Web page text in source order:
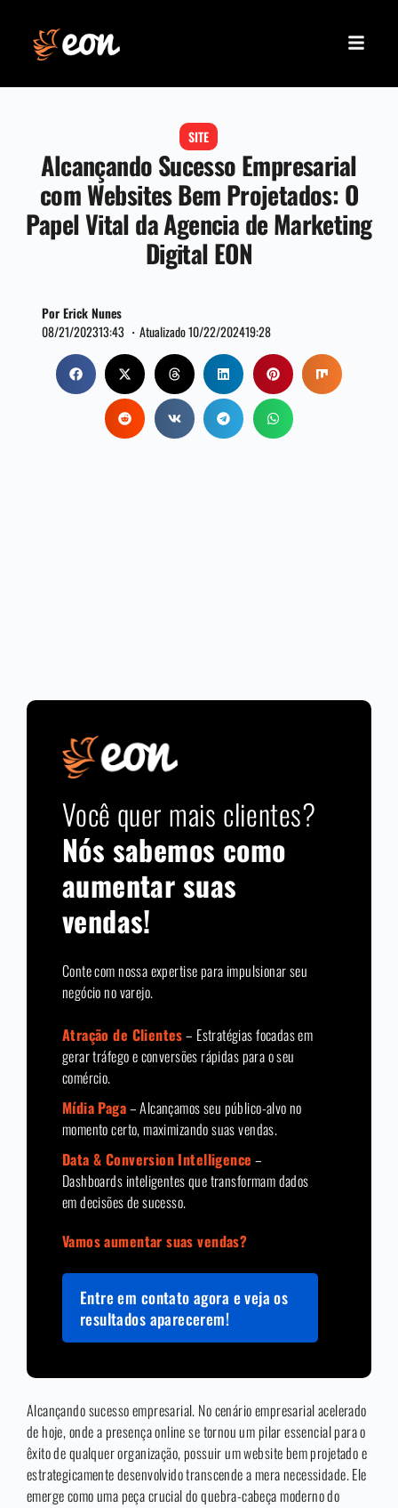
SITE
Alcançando Sucesso Empresarial
com Websites Bem Projetados: O
Papel Vital da Agencia de Marketing
Digital EON
Por Erick Nunes
08/21/202313:43 ・ Atualizado 10/22/202419:28
Você quer mais clientes?
Nós sabemos como
aumentar suas
vendas!
Conte com nossa expertise para impulsionar seu
negócio no varejo.
Atração de Clientes– Estratégias focadas em
gerar tráfego e conversões rápidas para o seu
comércio.
Mídia Paga– Alcançamos seu público-alvo no
momento certo, maximizando suas vendas.
Data & Conversion Intelligence –
Dashboards inteligentes que transformam dados
em decisões de sucesso.
Vamos aumentar suas vendas?
Entre em contato agora e veja os
resultados aparecerem!
Alcançando sucesso empresarial. No cenário empresarial acelerado
de hoje, onde a presença online se tornou um pilar essencial para o
êxito de qualquer organização, possuir um website bem projetado e
estrategicamente desenvolvido transcende a mera necessidade. Ele
emerge como uma peça crucial do quebra-cabeça moderno do